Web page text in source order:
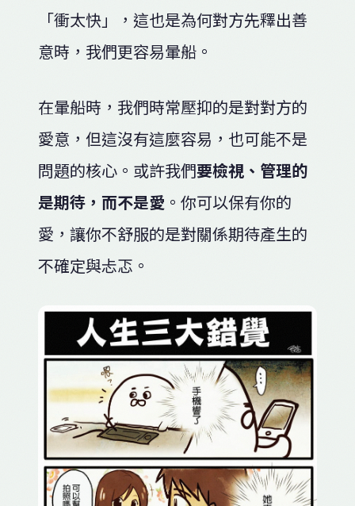
「衝太快」，這也是為何對方先釋出善
意時，我們更容易暈船。
在暈船時，我們時常壓抑的是對對方的
愛意，但這沒有這麼容易，也可能不是
問題的核心。或許我們要檢視、管理的
是期待，而不是愛 。你可以保有你的
愛，讓你不舒服的是對關係期待產生的
不確定與忐忑。